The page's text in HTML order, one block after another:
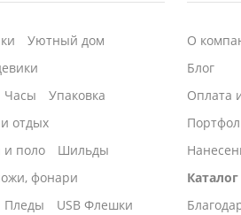
О
Блог
Оплата
Уютный дом
Часы
Упаковка
отдых
и поло
Шильды
фонари
Пледы
USB Флешки